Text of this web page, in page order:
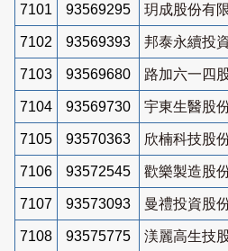
7101 93569295 玥成股份有
7102 93569393 邦泰永續投
7103 93569680 路加六一四
7104 93569730 宇東生醫股
7105 93570363 欣楠科技股
7106 93572545 歡樂製造股
7107 93573093 曼禮投資股
7108 93575775 渼麗高生技